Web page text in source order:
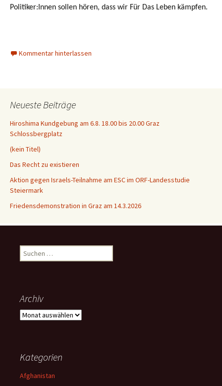
Politiker:Innen sollen hören, dass wir Für Das Leben kämpfen.
Kommentar hinterlassen
Neueste Beiträge
Hiroshima Kundgebung am 6.8. 18.00 bis 20.00 Graz
Schlossbergplatz
(kein Titel)
Das Recht zu existieren
Aktion gegen Israels-Teilnahme am ESC im ORF-Landesstudie
Steiermark
Friedensdemonstration in Graz am 14.3.2026
Suchen
nach:
Archiv
Archiv
Kategorien
Afghanistan